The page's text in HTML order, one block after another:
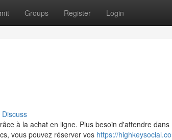
Groups Register Login
Discuss
à la achat en ligne. Plus besoin d'attendre
vous pouvez réserver vos https://